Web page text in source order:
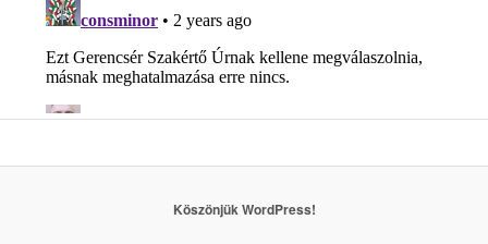
Köszönjük WordPress!